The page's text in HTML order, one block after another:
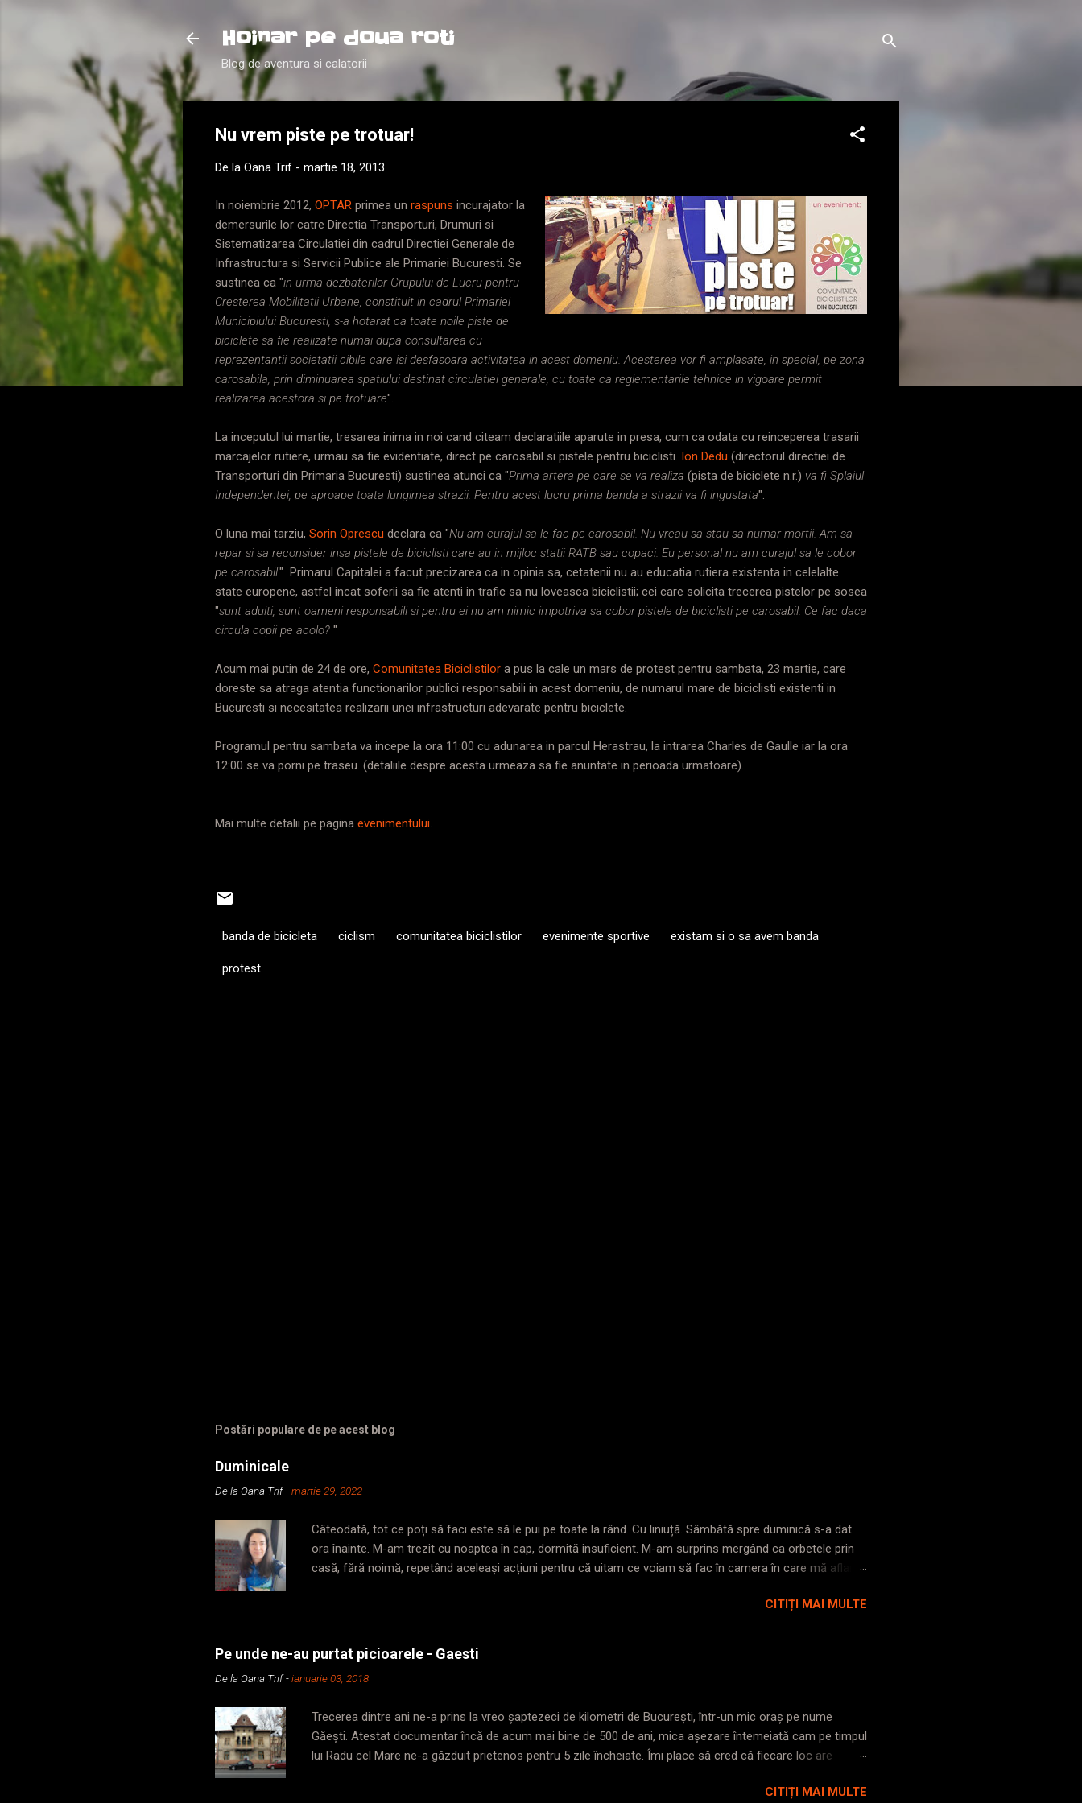
Hoinar pe doua roti
Blog de aventura si calatorii
Nu vrem piste pe trotuar!
De la Oana Trif - martie 18, 2013
In noiembrie 2012, OPTAR primea un raspuns incurajator la
demersurile lor catre Directia Transporturi, Drumuri si
Sistematizarea Circulatiei din cadrul Directiei Generale de
Infrastructura si Servicii Publice ale Primariei Bucuresti. Se
sustinea ca "in urma dezbaterilor Grupului de Lucru pentru
Cresterea Mobilitatii Urbane, constituit in cadrul Primariei
Municipiului Bucuresti, s-a hotarat ca toate noile piste de
biciclete sa fie realizate numai dupa consultarea cu
reprezentantii societatii cibile care isi desfasoara activitatea in acest domeniu. Acesterea vor fi amplasate, in special, pe zona
carosabila, prin diminuarea spatiului destinat circulatiei generale, cu toate ca reglementarile tehnice in vigoare permit
realizarea acestora si pe trotuare".
La inceputul lui martie, tresarea inima in noi cand citeam declaratiile aparute in presa, cum ca odata cu reinceperea trasarii
marcajelor rutiere, urmau sa fie evidentiate, direct pe carosabil si pistele pentru biciclisti. Ion Dedu (directorul directiei de
Transporturi din Primaria Bucuresti) sustinea atunci ca "Prima artera pe care se va realiza (pista de biciclete n.r.) va fi Splaiul
Independentei, pe aproape toata lungimea strazii. Pentru acest lucru prima banda a strazii va fi ingustata".
O luna mai tarziu, Sorin Oprescu declara ca "Nu am curajul sa le fac pe carosabil. Nu vreau sa stau sa numar mortii. Am sa
repar si sa reconsider insa pistele de biciclisti care au in mijloc statii RATB sau copaci. Eu personal nu am curajul sa le cobor
pe carosabil." Primarul Capitalei a facut precizarea ca in opinia sa, cetatenii nu au educatia rutiera existenta in celelalte
state europene, astfel incat soferii sa fie atenti in trafic sa nu loveasca biciclistii; cei care solicita trecerea pistelor pe sosea
"sunt adulti, sunt oameni responsabili si pentru ei nu am nimic impotriva sa cobor pistele de biciclisti pe carosabil. Ce fac daca
circula copii pe acolo? "
Acum mai putin de 24 de ore, Comunitatea Biciclistilor a pus la cale un mars de protest pentru sambata, 23 martie, care
doreste sa atraga atentia functionarilor publici responsabili in acest domeniu, de numarul mare de biciclisti existenti in
Bucuresti si necesitatea realizarii unei infrastructuri adevarate pentru biciclete.
Programul pentru sambata va incepe la ora 11:00 cu adunarea in parcul Herastrau, la intrarea Charles de Gaulle iar la ora
12:00 se va porni pe traseu. (detaliile despre acesta urmeaza sa fie anuntate in perioada urmatoare).
Mai multe detalii pe pagina evenimentului
banda de bicicleta ciclism comunitatea biciclistilor evenimente sportive existam si o sa avem banda
protest
Postări populare de pe acest blog
Duminicale
De laOana Trif -martie 29, 2022
Câteodată, tot ce poți să faci este să le pui pe toate la rând. Cu liniuță. Sâmbătă spre duminică s-a dat
ora înainte. M-am trezit cu noaptea în cap, dormită insuficient. M-am surprins mergând ca orbetele prin
casă, fără noimă, repetând aceleași acțiuni pentru că uitam ce voiam să fac în camera în care mă aflam,
să iau metroul, ajung repede, nu mă agit așa de dimineață, am și timp să mă trezesc până la gară. Cobor
în subteran, poarta de acces pentru gabarit depășit era închisă. Chinuie-te pe poarta clasică. Intru în
metrou, prima ușă. Mă așez cuminte într-o parte, să nu încurc traficul inexistent. Iese mecanicul din
cabină, cu o figură gravă. Mă cântărește cu privirea și începe: „Domnișoară ( hehe! ), îmi pare rău să vă
zic, dar trebuie să stați la prima ușa în sensul de mers. Că dacă eu plec cu trenul și nu vă văd că ați ieșit
CITIȚI MAI MULTE
Pe unde ne-au purtat picioarele - Gaesti
De laOana Trif -ianuarie 03, 2018
Trecerea dintre ani ne-a prins la vreo șaptezeci de kilometri de București, într-un mic oraș pe nume
Găești. Atestat documentar încă de acum mai bine de 500 de ani, mica așezare întemeiată cam pe timpul
lui Radu cel Mare ne-a găzduit prietenos pentru 5 zile încheiate. Îmi place să cred că fiecare loc are
momentul respectiv. Pentru că da, poți să treci ca Vodă prin lobodă și să scapi din vedere tot felul de
CITIȚI MAI MULTE